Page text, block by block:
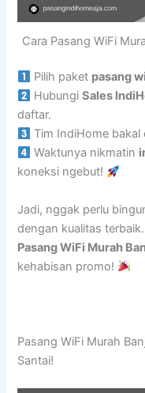
Cara Pasang WiFi
Pilih paket pasang
HubungiSales
daftar.
Tim IndiHome
Waktunya nikmatin
koneksi ngebut!
Jadi, nggak perlu
dengan kualitas
Pasang WiFi Murah
kehabisan promo!
Pasang WiFi Murah
Santai!